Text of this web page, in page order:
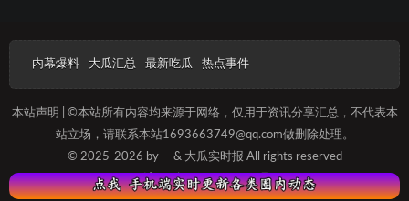
内幕爆料 大瓜汇总 最新吃瓜 热点事件
本站声明 | ©本站所有内容均来源于网络，仅用于资讯分享汇总，不代表本
站立场，请联系本站1693663749@qq.com做删除处理。
© 2025-2026 by -
& 大瓜实时报 All rights reserved
沪ICP备2025012087号